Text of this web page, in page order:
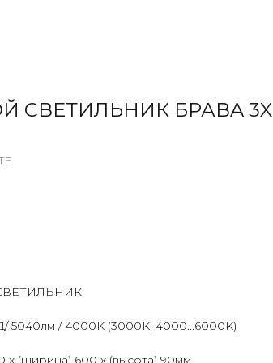
СВЕТИЛЬНИК БРАВA 3X
5040лм / 4000K (3000K, 4000...6000K)
х (ширина) 600 х (высота) 90мм